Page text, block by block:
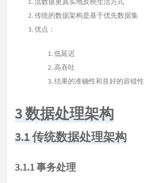
传统的数据架构是基于优先数据集
优点：
低延迟
高吞吐
结果的准确性和良好的容错性
3 数据处理架构
3.1 传统数据处理架构
3.1.1 事务处理